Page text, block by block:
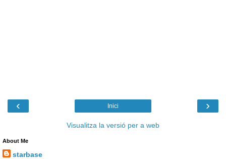
‹ ›
Inici
Visualitza la versió per a web
About Me
starbase